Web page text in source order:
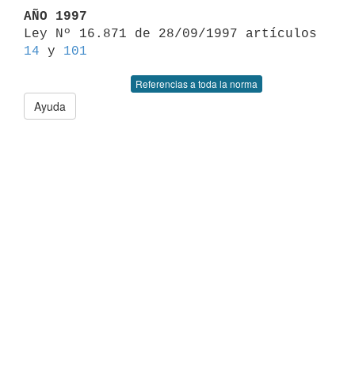
AÑO 1997
14 y 101
Referencias a toda la norma
Ayuda